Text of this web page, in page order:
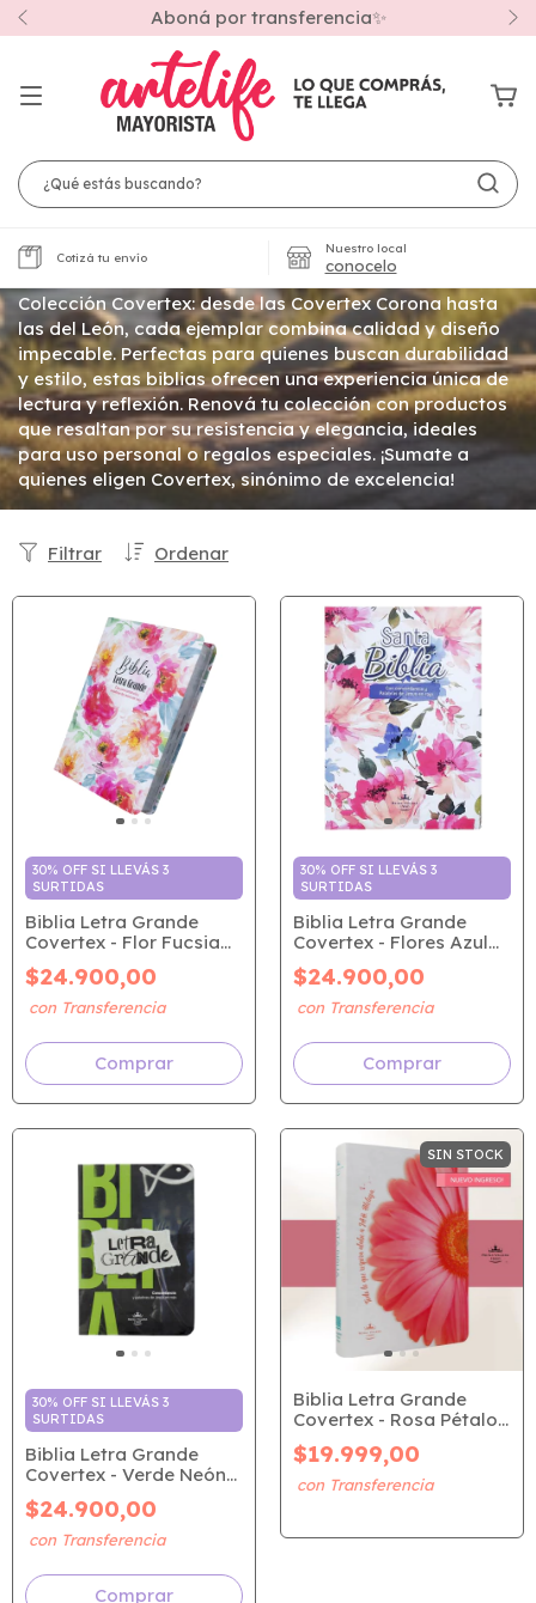
Aboná por transferencia✨
Cotizá tu envío
Nuestro local
conocelo
Inicio / BIBLIAS / Biblias Letra Grande
Colección Covertex
En Artelife Mayorista, descubre la exclusiva BIBLIAS
Colección Covertex: desde las Covertex Corona hasta
las del León, cada ejemplar combina calidad y diseño
impecable. Perfectas para quienes buscan durabilidad
y estilo, estas biblias ofrecen una experiencia única de
lectura y reflexión. Renová tu colección con productos
que resaltan por su resistencia y elegancia, ideales
para uso personal o regalos especiales. ¡Sumate a
quienes eligen Covertex, sinónimo de excelencia!
Ordenar
Filtrar
30% OFF SI LLEVÁS 3
SURTIDAS
Biblia Letra Grande
Covertex - Flor Fucsia
Acuarela (RVR 1960)
$24.900,00
30% OFF SI LLEVÁS 3
SURTIDAS
Biblia Letra Grande
Covertex - Flores Azul
Primaveral (RVR 1960)
$24.900,00
30% OFF SI LLEVÁS 3
SURTIDAS
Biblia Letra Grande
Covertex - Verde Neón
(RVR 1960)
$24.900,00
SIN STOCK
Biblia Letra Grande
Covertex - Rosa Pétalos
(RVR 1960)
$19.999,00